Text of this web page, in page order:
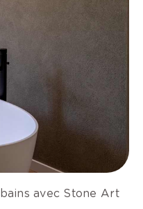
avec Stone Art